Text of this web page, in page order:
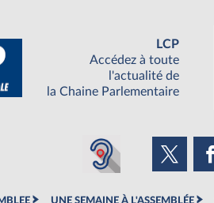
LCP
Accédez à toute
l'actualité de
la Chaine Parlementaire
UNE SEMAINE À L'ASSEMBLÉE